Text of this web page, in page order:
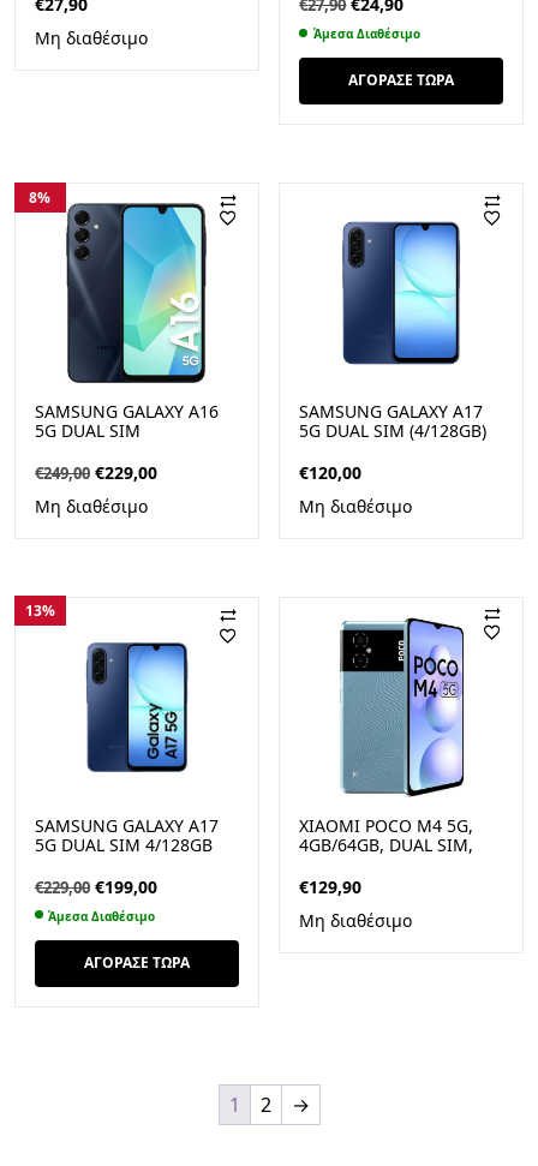
Μη διαθέσιμο
€27,90
price
was:
€27,90.
τρέχουσα
τιμή
είναι:
€24,90.
Άμεσα Διαθέσιμο
ΑΓΟΡΑΣΕ ΤΩΡΑ
8%
SAMSUNG GALAXY A16
5G DUAL SIM
€249,00 Original
price
was:
€249,00.
€229,00Η
είναι:
Μη διαθέσιμο
SAMSUNG GALAXY A17
5G DUAL SIM (4/128GB)
€120,00
Μη διαθέσιμο
13%
SAMSUNG GALAXY A17
5G DUAL SIM 4/128GB
€229,00 Original
price
was:
€229,00.
€199,00Η
τιμή
είναι:
€199,00.
Άμεσα Διαθέσιμο
ΑΓΟΡΑΣΕ ΤΩΡΑ
XIAOMI POCO M4 5G,
4GB/64GB, DUAL SIM,
€129,90
Μη διαθέσιμο
1 2 →